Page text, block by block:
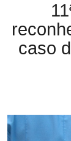
caso